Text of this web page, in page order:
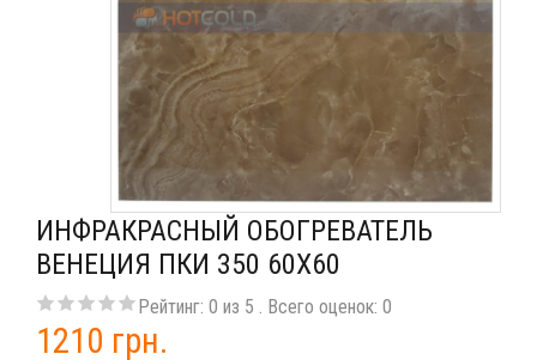
ИНФРАКРАСНЫЙ ОБОГРЕВАТЕЛЬ
ВЕНЕЦИЯ ПКИ 350 60Х60
Рейтинг: 0 из 5 . Всего оценок: 0
1210 грн.